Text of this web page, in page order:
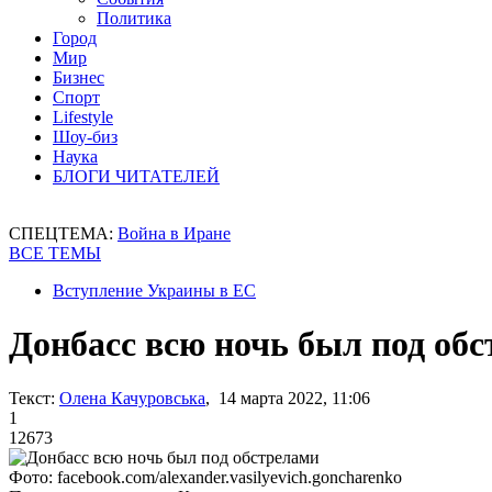
Политика
Город
Мир
Бизнес
Спорт
Lifestyle
Шоу-биз
Наука
БЛОГИ ЧИТАТЕЛЕЙ
СПЕЦТЕМА: Война в Иране
ВСЕ ТЕМЫ
Вступление Украины в ЕС
Донбасс всю ночь был под
Текст: Олена Качуровська, 14 марта 2022, 11:06
1
12673
Фото: facebook.com/alexander.vasilyevich.goncharenko